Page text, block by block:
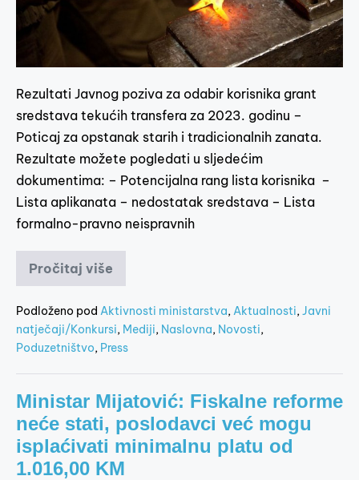
Rezultati Javnog poziva za odabir korisnika grant
sredstava tekućih transfera za 2023. godinu –
Poticaj za opstanak starih i tradicionalnih zanata.
Rezultate možete pogledati u sljedećim
dokumentima: – Potencijalna rang lista korisnika –
Lista aplikanata – nedostatak sredstava – Lista
formalno-pravno neispravnih
Pročitaj više
Podloženo pod Aktivnosti ministarstva,Aktualnosti,Javni
natječaji/Konkursi, Mediji, Naslovna, Novosti,
Poduzetništvo, Press
Ministar Mijatović: Fiskalne reforme
neće stati, poslodavci već mogu
isplaćivati minimalnu platu od
1.016,00 KM